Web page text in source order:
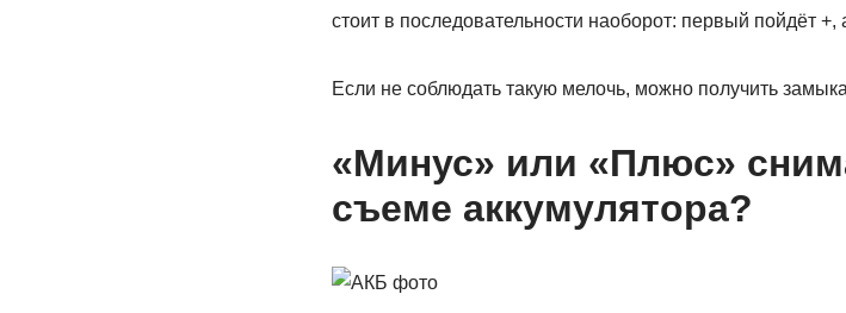
стоит в последовательности наоборот: первый пойдёт +,
Если не соблюдать такую мелочь, можно получить
«Минус» или «Плюс»
съеме аккумулятора?